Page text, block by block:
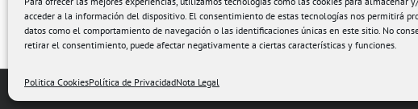
acceder a la información del dispositivo. El consentimiento de estas tecnologías nos permitirá
datos como el comportamiento de navegación o las identificaciones únicas en este sitio. No
retirar el consentimiento, puede afectar negativamente a ciertas características y funciones.
Politica CookiesPolítica de PrivacidadNota Legal